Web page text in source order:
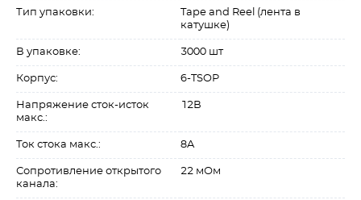
Тип упаковки:
Tape and Reel (лента в
катушке)
В упаковке: 3000 шт
Корпус: 6-TSOP
Напряжение сток-исток
макс.:
12В
Ток стока макс.: 8A
Сопротивление открытого
канала:
22 мОм